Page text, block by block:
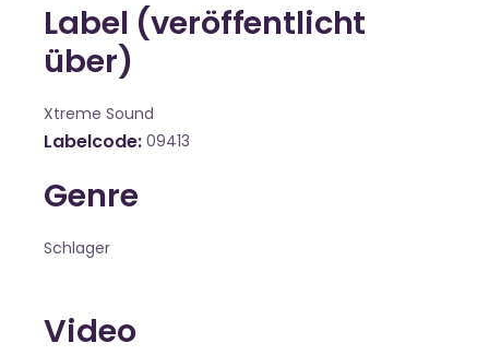
Label (veröffentlicht
über)
Xtreme Sound
Labelcode 09413
Genre
Schlager
Video